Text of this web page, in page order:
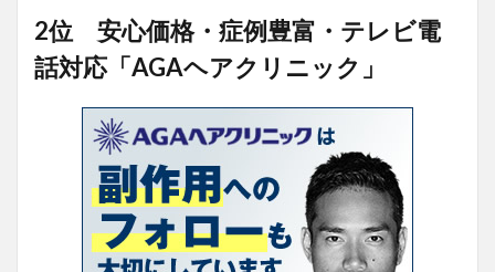
2位 安心価格・症例豊富・テレビ電
話対応「AGAヘアクリニック」